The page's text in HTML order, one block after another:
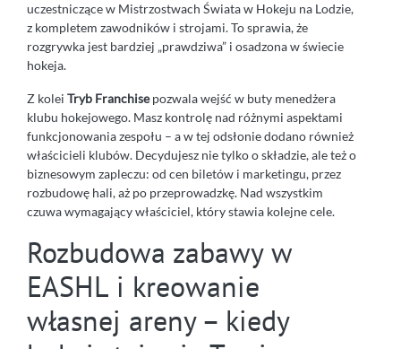
uczestniczące w Mistrzostwach Świata w Hokeju na Lodzie,
z kompletem zawodników i strojami. To sprawia, że
rozgrywka jest bardziej „prawdziwa” i osadzona w świecie
hokeja.
Z kolei Tryb Franchisepozwala wejść w buty menedżera
klubu hokejowego. Masz kontrolę nad różnymi aspektami
funkcjonowania zespołu – a w tej odsłonie dodano również
właścicieli klubów. Decydujesz nie tylko o składzie, ale też o
biznesowym zapleczu: od cen biletów i marketingu, przez
rozbudowę hali, aż po przeprowadzkę. Nad wszystkim
czuwa wymagający właściciel, który stawia kolejne cele.
Rozbudowa zabawy w
EASHL i kreowanie
własnej areny – kiedy